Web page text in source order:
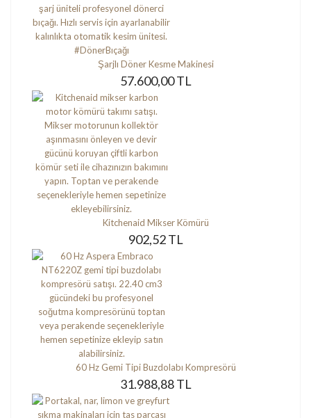
Şarjlı Döner Kesme Makinesi
57.600,00 TL
Kitchenaid Mikser Kömürü
902,52 TL
60 Hz Gemi Tipi Buzdolabı Kompresörü
31.988,88 TL